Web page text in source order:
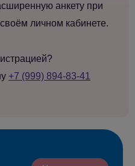
анкету при
личном кабинете.
+7 (999) 894-83-41